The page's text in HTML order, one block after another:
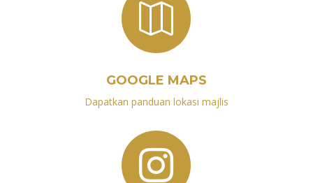

GOOGLE MAPS
Dapatkan panduan lokasi majlis
